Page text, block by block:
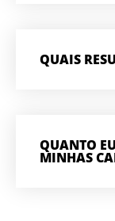
QUAIS
QUANTO
MINHAS